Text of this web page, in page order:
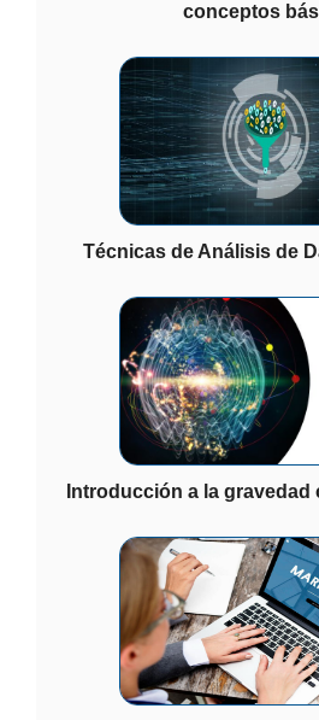
conceptos
Técnicas de Análisis de
Introducción a la gravedad